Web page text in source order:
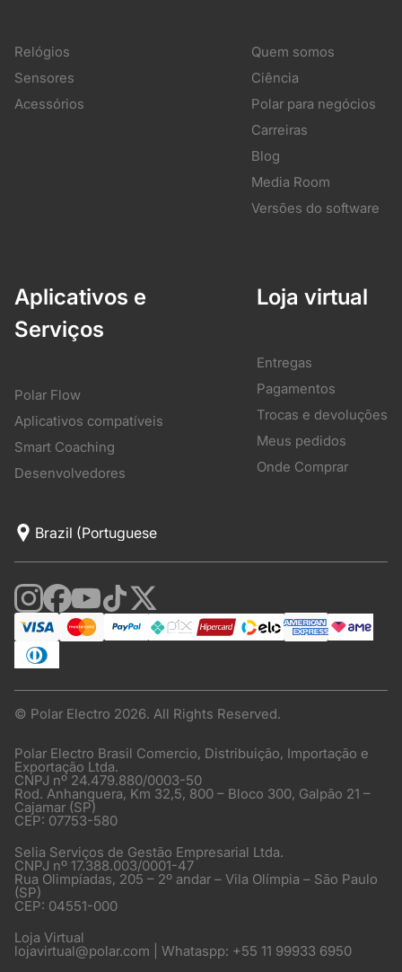
Relógios
Sensores
Acessórios
Quem somos
Ciência
Polar para negócios
Carreiras
Blog
Media Room
Versões do software
Aplicativos e
Serviços
Polar Flow
Aplicativos compatíveis
Smart Coaching
Desenvolvedores
Loja virtual
Entregas
Pagamentos
Trocas e devoluções
Meus pedidos
Onde Comprar
© Polar Electro 2026. All Rights Reserved.
Polar Electro Brasil Comercio, Distribuição, Importação e
Exportação Ltda.
CNPJ nº 24.479.880/0003-50
Rod. Anhanguera, Km 32,5, 800 – Bloco 300, Galpão 21 –
Cajamar (SP)
CEP: 07753-580
Selia Serviços de Gestão Empresarial Ltda.
CNPJ nº 17.388.003/0001-47
Rua Olimpíadas, 205 – 2º andar – Vila Olímpia – São Paulo
(SP)
CEP: 04551-000
Loja Virtual
lojavirtual@polar.com | Whataspp: +55 11 99933 6950